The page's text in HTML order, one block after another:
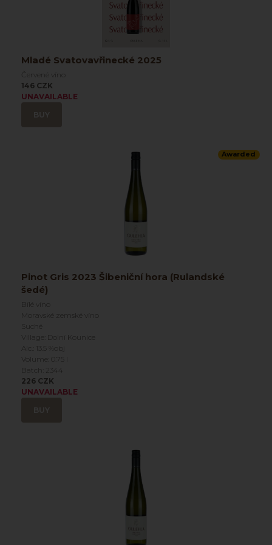
Mladé Svatovavřinecké 2025
Červené víno
146 CZK
UNAVAILABLE
Awarded
Pinot Gris 2023 Šibeniční hora (Rulandské
šedé)
Bílé víno
Moravské zemské víno
Suché
Village: Dolní Kounice
Alc.: 13.5 %obj
Volume: 0.75 l
Batch: 2344
226 CZK
UNAVAILABLE